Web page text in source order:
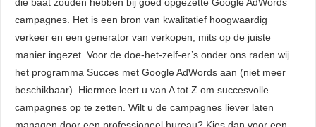
campagnes. Het is een bron van kwalitatief hoogwaardig
verkeer en een generator van verkopen, mits op de juiste
manier ingezet. Voor de doe-het-zelf-er’s onder ons raden wij
het programma Succes met Google AdWords aan (niet meer
beschikbaar). Hiermee leert u van A tot Z om succesvolle
campagnes op te zetten. Wilt u de campagnes liever laten
managen door een professioneel bureau? Kies dan voor een